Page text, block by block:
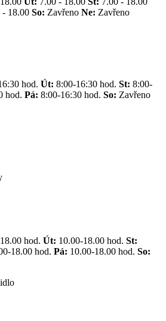
- 18.00 So: Zavřeno Ne: Zavřeno
hod. Út: 8:00-16:30 hod. St: 8:00-
hod. Pá: 8:00-16:30 hod. So: Zavřeno
hod. Út: 10.00-18.00 hod. St:
18.00 hod. Pá: 10.00-18.00 hod. So: